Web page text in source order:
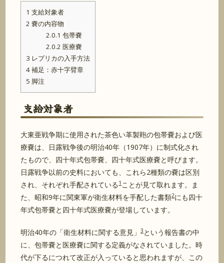
1 支給対象者
2 嚢の内容物
2.0.1 包帯嚢
2.0.2 医療嚢
3 レプリカの入手方法
4補足：赤十字臂章
5 脚注
支給対象者
大東亜戦争期に使用された茶色い革製鞄の包帯嚢および医
療嚢は、日露戦争後の明治40年（1907年）に制式化され
たもので、四十年式包帯嚢、四十年式医療嚢と呼びます。
日露戦争以前の史料においても、これら2種類の嚢は区別
され、それぞれ手配されている1ことが見て取れます。ま
た、昭和9年に関東軍が衛生材料を手配した書類2にも四十
年式包帯嚢と四十年式医療嚢が登場しています。
明治40年の「衛生材料に関する意見」3という報告書の中
に、包帯嚢と医療嚢に関する定義がなされていました。時
代が下るにつれて改正が入っていると思われますが、この